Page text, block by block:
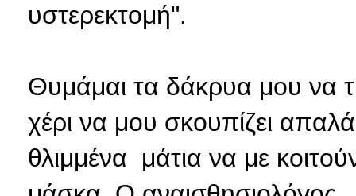
υστερεκτομή".
Θυμάμαι τα δάκρυα μου να
χέρι να μου σκουπίζει
θλιμμένα μάτια να με